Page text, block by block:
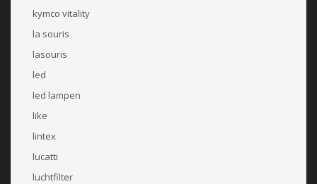
kymco vitality
la souris
lasouris
led
led lampen
like
lintex
lucatti
luchtfilter